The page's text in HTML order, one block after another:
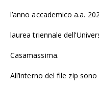
l’anno accademico a.a.
laurea triennale
Casamassima.
All’interno del file zip